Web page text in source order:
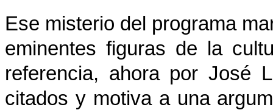
Ese misterio del programa
eminentes figuras de la
referencia, ahora por José
citados y motiva a una